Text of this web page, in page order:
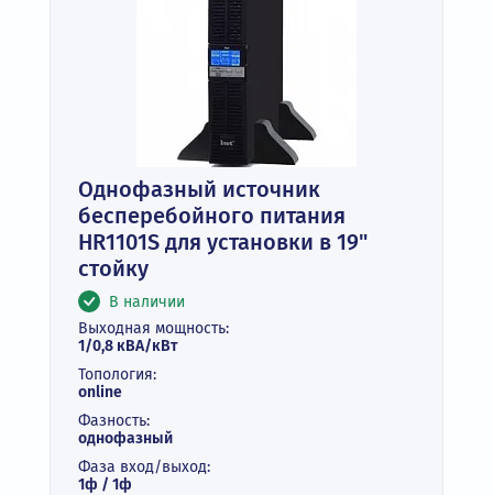
Однофазный источник
бесперебойного питания
HR1101S для установки в 19"
стойку
В наличии
Выходная мощность:
1/0,8 кВА/кВт
Топология:
online
Фазность:
однофазный
Фаза вход/выход:
1ф / 1ф